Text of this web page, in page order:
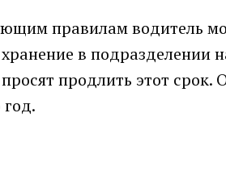
правилам водитель
в подразделении
продлить этот срок.